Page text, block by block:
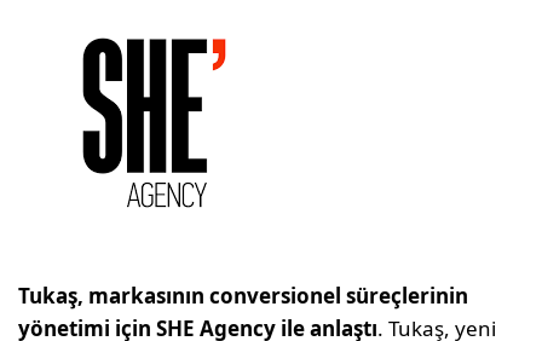
Tukaş, markasının conversionel süreçlerinin
yönetimi için SHE Agency ile anlaştı. Tukaş, yeni